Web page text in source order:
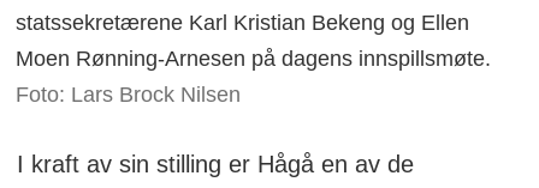
statssekretærene Karl Kristian Bekeng og Ellen
Moen Rønning-Arnesen på dagens innspillsmøte.
Foto: Lars Brock Nilsen
I kraft av sin stilling er Hågå en av de